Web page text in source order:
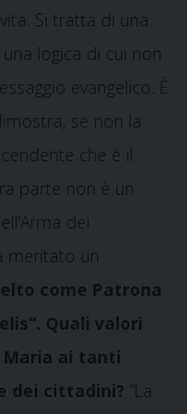
Si tratta di una
logica di cui non
evangelico. È
se non la
che è il
parte non è un
dei
meritato un
come Patrona
Quali valori
ai tanti
dei cittadini? “La